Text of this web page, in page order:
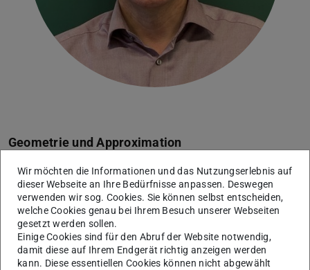
Geometrie und Approximation
Arbeitsgebiet(e)
Differential Geometry, Surface theory, Minimal and
constant mean curvative surfaces
Kontakt
kgb@mathematik.tu-...
Wir möchten die Informationen und das Nutzungserlebnis auf
dieser Webseite an Ihre Bedürfnisse anpassen. Deswegen
verwenden wir sog. Cookies. Sie können selbst entscheiden,
welche Cookies genau bei Ihrem Besuch unserer Webseiten
gesetzt werden sollen.
Einige Cookies sind für den Abruf der Website notwendig,
damit diese auf Ihrem Endgerät richtig anzeigen werden
kann. Diese essentiellen Cookies können nicht abgewählt